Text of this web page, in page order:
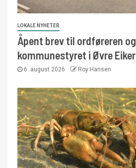
LOKALE NYHETER
Åpent brev til ordføreren og
kommunestyret i Øvre Eiker
6. august 2026 Roy Hansen